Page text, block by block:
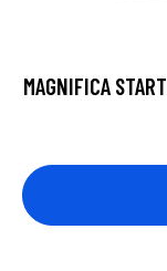
MAGNIFICA